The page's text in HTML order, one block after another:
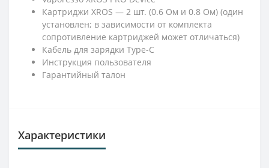
Картриджи XROS — 2 шт. (0.6 Ом и 0.8 Ом) (один
установлен; в зависимости от комплекта
сопротивление картриджей может отличаться)
Кабель для зарядки Type-C
Инструкция пользователя
Гарантийный талон
Характеристики